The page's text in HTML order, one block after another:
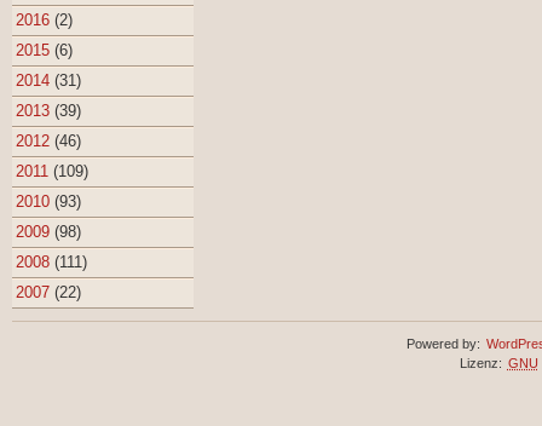
2016 (2)
2015 (6)
2014 (31)
2013 (39)
2012 (46)
2011 (109)
2010 (93)
2009 (98)
2008 (111)
2007 (22)
Powered by:
Lizenz: GNU